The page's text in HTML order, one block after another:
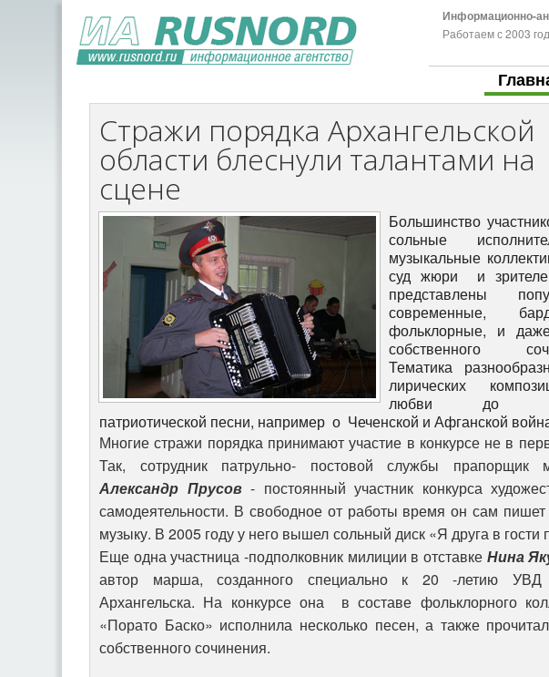
Информационно-
Работаем с 2003
Стражи порядка Архангельской
области блеснули талантами на
сцене
Большинство
сольные
музыкальные
суд жюри и
представлены
современные,
фольклорные, и
собственного
Тематика
лирических
любви до
патриотической песни, например о Чеченской и Афганской
Многие стражи порядка принимают участие в конкурсе не в
Так, сотрудник патрульно- постовой службы прапорщик
Александр Прусов- постоянный участник конкурса
самодеятельности. В свободное от работы время он сам пишет
музыку. В 2005 году у него вышел сольный диск «Я друга в гости
Еще одна участница -подполковник милиции в отставке Нина
автор марша, созданного специально к 20 -летию УВД
Архангельска. На конкурсе она в составе фольклорного
«Порато Баско» исполнила несколько песен, а также
собственного сочинения.